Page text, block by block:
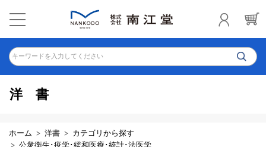
キーワードを入力してください
洋書
ホーム 洋書
カテゴリから探す
公衆衛生･疫学･緩和医療･統計･法医学